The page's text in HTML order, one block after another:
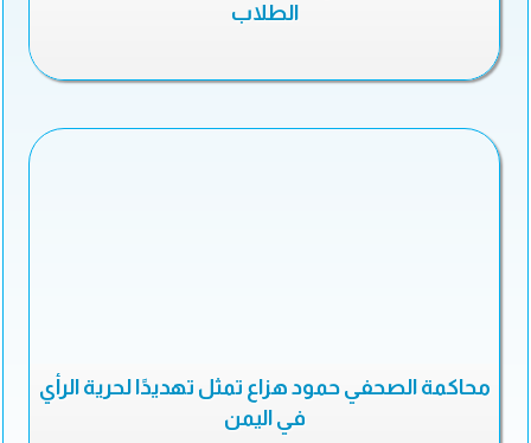
الطلاب
محاكمة الصحفي حمود هزاع تمثل تهديدًا لحرية الرأي
في اليمن